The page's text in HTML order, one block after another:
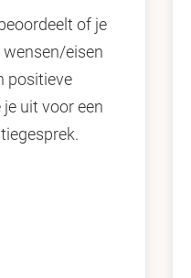
of je
eisen
positieve
uit voor een